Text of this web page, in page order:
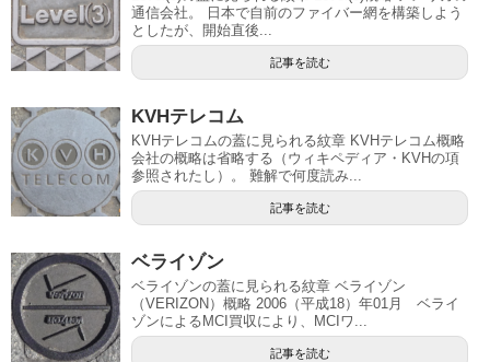
通信会社。 日本で自前のファイバー網を構築しよう
としたが、開始直後...
記事を読む
KVHテレコム
KVHテレコムの蓋に見られる紋章 KVHテレコム概略
会社の概略は省略する（ウィキペディア・KVHの項
参照されたし）。 難解で何度読み...
記事を読む
ベライゾン
ベライゾンの蓋に見られる紋章 ベライゾン
（VERIZON）概略 2006（平成18）年01月 ベライ
ゾンによるMCI買収により、MCIワ...
記事を読む